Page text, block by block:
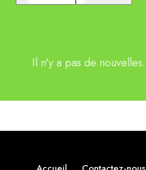
Il n'y a pas de nouvelles.